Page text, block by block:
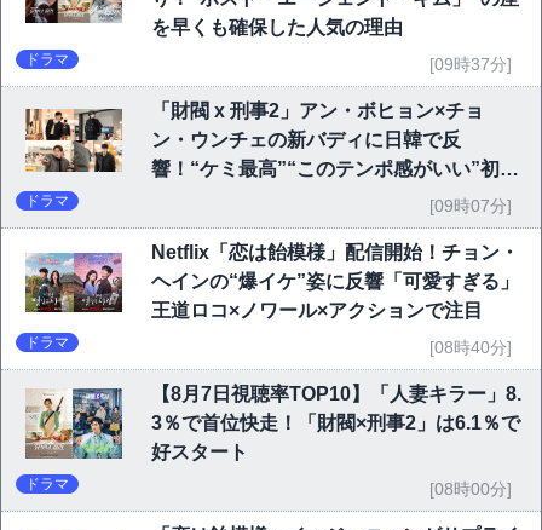
を早くも確保した人気の理由
ドラマ [09時37分]
「財閥 x 刑事2」アン・ボヒョン×チョ
ン・ウンチェの新バディに日韓で反
響！“ケミ最高”“このテンポ感がいい”初回
ドラマ [09時07分]
Netflix「恋は飴模様」配信開始！チョン・
ヘインの“爆イケ”姿に反響「可愛すぎる」
王道ロコ×ノワール×アクションで注目
ドラマ [08時40分]
【8月7日視聴率TOP10】「人妻キラー」8.
3％で首位快走！「財閥×刑事2」は6.1％で
好スタート
ドラマ [08時00分]